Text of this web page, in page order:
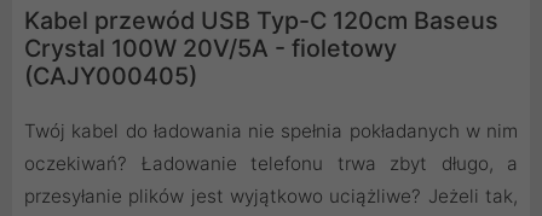
Kabel przewód USB Typ-C 120cm Baseus
Crystal 100W 20V/5A - fioletowy
(CAJY000405)
Twój kabel do ładowania nie spełnia pokładanych w nim
oczekiwań? Ładowanie telefonu trwa zbyt długo, a
przesyłanie plików jest wyjątkowo uciążliwe? Jeżeli tak,